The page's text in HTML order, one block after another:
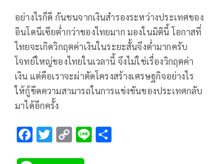
อย่างไรก็ดี กันชนจากเงินสำรองระหว่างประเทศของ
อินโดนีเซียต่ำกว่าของไทยมาก มองในมิตินี้ โอกาสที่
ไทยจะเกิดวิกฤตค่าเงินในระยะสั้นจึงต่ำมากครับ
โจทย์ใหญ่ของไทยในเวลานี้ จึงไม่ใช่เรื่องวิกฤตค่า
เงิน แต่คือเราจะผ่าตัดโครงสร้างเศรษฐกิจอย่างไร
ให้กู้ขีดความสามารถในการแข่งขันของประเทศกลับ
มาได้อีกครั้ง
F T C Li